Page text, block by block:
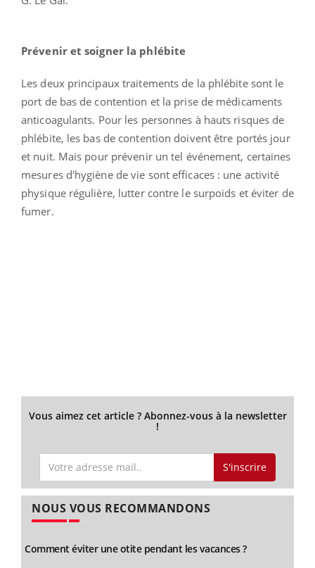
Prévenir et soigner la phlébite
Les deux principaux traitements de la phlébite sont le
port de bas de contention et la prise de médicaments
anticoagulants. Pour les personnes à hauts risques de
phlébite, les bas de contention doivent être portés jour
et nuit. Mais pour prévenir un tel événement, certaines
mesures d'hygiène de vie sont efficaces : une activité
physique régulière, lutter contre le surpoids et éviter de
fumer.
Vous aimez cet article ? Abonnez-vous à la newsletter
!
S'inscrire
NOUS VOUS RECOMMANDONS
Comment éviter une otite pendant les vacances ?